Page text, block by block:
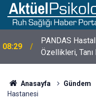
10:30
10 Mayıs
Mayıs Tarihinin
Anasayfa Gündem
Hastanesi